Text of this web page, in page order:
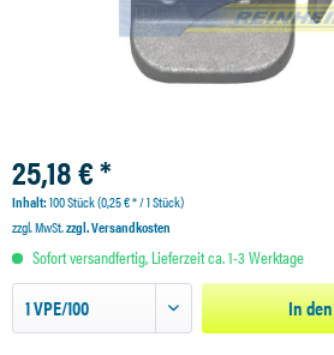
25,18 € *
Inhalt:100 Stück (0,25 € * / 1 Stück)
zzgl. MwSt.zzgl. Versandkosten
Sofort versandfertig, Lieferzeit ca. 1-3 Werktage
In den